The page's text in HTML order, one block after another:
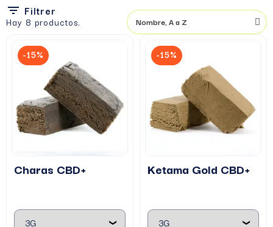
Filtrer
Hay 8 productos.
Charas CBD+
-15%
Ketama Gold CBD+
-15%